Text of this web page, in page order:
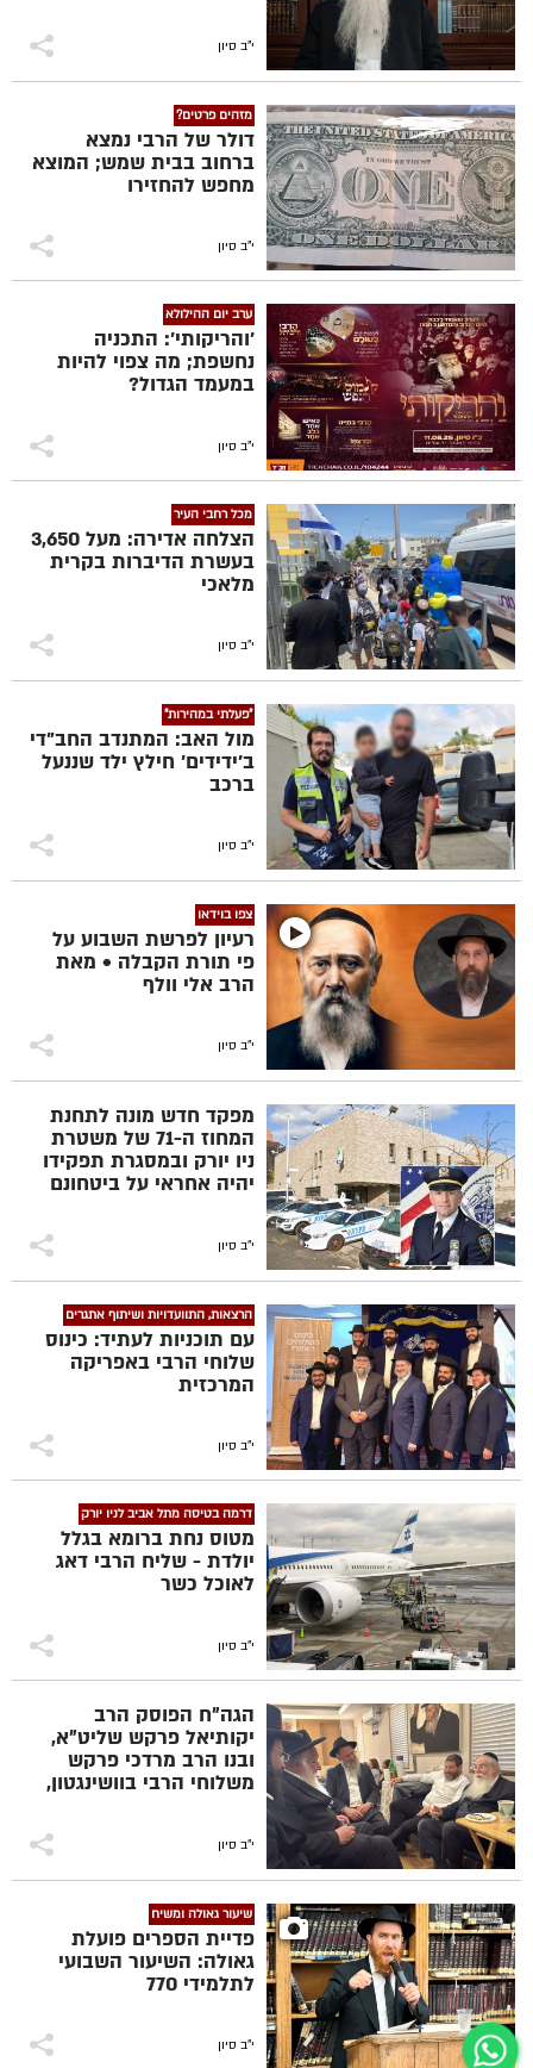
י"ב סיון
מזהים פרטים?
דולר של הרבי נמצא
ברחוב בבית שמש; המוצא
מחפש להחזירו
י"ב סיון
ערב יום ההילולא
'והריקותי': התכניה
נחשפת; מה צפוי להיות
במעמד הגדול?
י"ב סיון
מכל רחבי העיר
הצלחה אדירה: מעל 3,650
בעשרת הדיברות בקרית
מלאכי
י"ב סיון
"פעלתי במהירות"
מול האב: המתנדב החב"די
ב'ידידים' חילץ ילד שננעל
ברכב
י"ב סיון
צפו בוידאו
רעיון לפרשת השבוע על
פי תורת הקבלה • מאת
הרב אלי וולף
י"ב סיון
מפקד חדש מונה לתחנת
המחוז ה-71 של משטרת
ניו יורק ובמסגרת תפקידו
יהיה אחראי על ביטחונם
הייטס ואבטחת 'בית חיינו'
770, המרכז העולמי של
חב"ד
י"ב סיון
הרצאות, התוועדויות ושיתוף אתגרים
עם תוכניות לעתיד: כינוס
שלוחי הרבי באפריקה
המרכזית
י"ב סיון
דרמה בטיסה מתל אביב לניו יורק
מטוס נחת ברומא בגלל
יולדת - שליח הרבי דאג
לאוכל כשר
י"ב סיון
הגה״ח הפוסק הרב
יקותיאל פרקש שליט״א,
ובנו הרב מרדכי פרקש
משלוחי הרבי בוושינגטון,
המשב״ק הרב חיים ברוך
הלברשטאם היושב שבעה
על רעייתו מרת מינדל ע״ה
י"ב סיון
שיעור גאולה ומשיח
פדיית הספרים פועלת
גאולה: השיעור השבועי
לתלמידי 770
י"ב סיון